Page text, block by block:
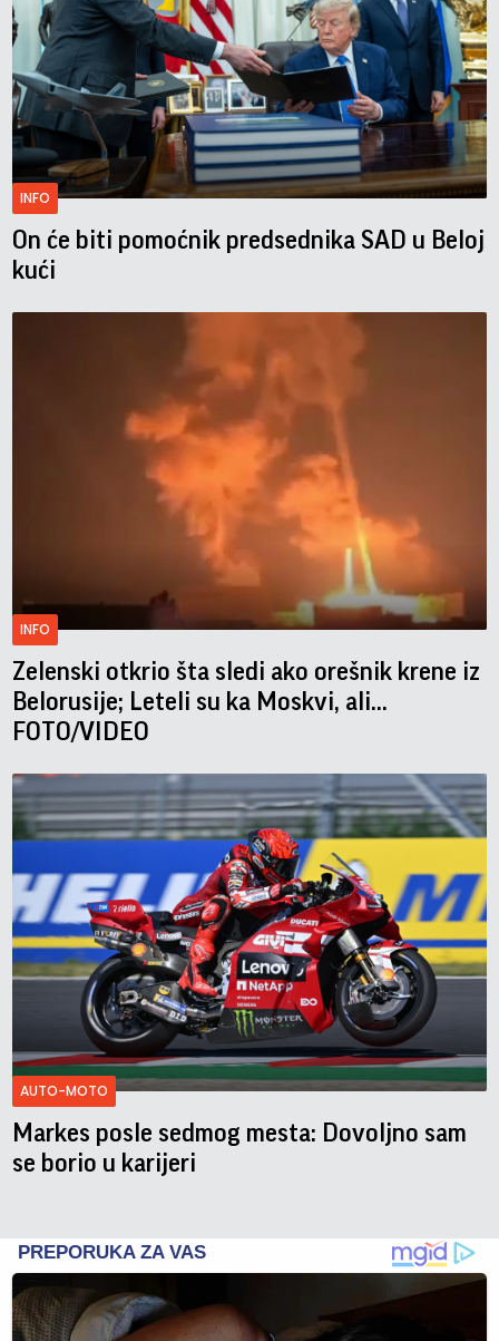
INFO
On će biti pomoćnik predsednika SAD u Beloj
kući
INFO
Zelenski otkrio šta sledi ako orešnik krene iz
Belorusije; Leteli su ka Moskvi, ali...
FOTO/VIDEO
AUTO-MOTO
Markes posle sedmog mesta: Dovoljno sam
se borio u karijeri